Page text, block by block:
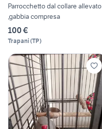
Parrocchetto dal collare allevato
,gabbia compresa
100 €
Trapani(TP)